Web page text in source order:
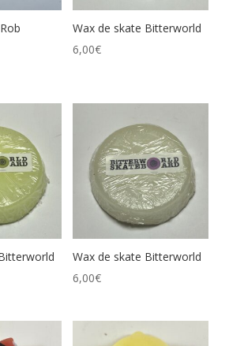
Wax de skate Bitterworld
6,00€
Wax de skate Bitterworld
6,00€